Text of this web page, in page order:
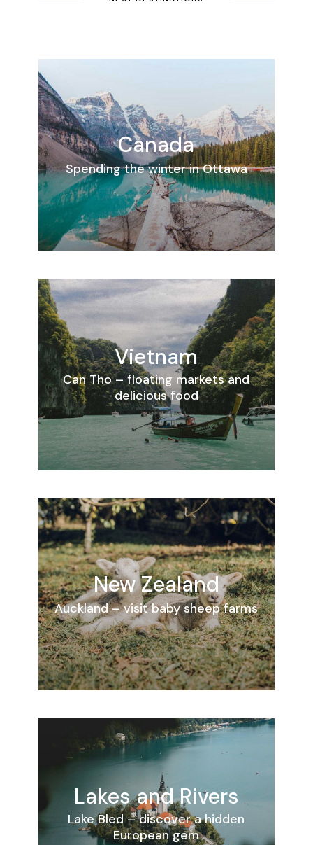
Canada
Spending the winter in Ottawa
Vietnam
Can Tho – floating markets and
delicious food
New Zealand
Auckland – visit baby sheep farms
Lakes and Rivers
Lake Bled – discover a hidden
European gem